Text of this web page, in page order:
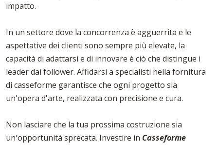
impatto.
In un settore dove la concorrenza è agguerrita e le
aspettative dei clienti sono sempre più elevate, la
capacità di adattarsi e di innovare è ciò che distingue i
leader dai follower. Affidarsi a specialisti nella fornitura
di casseforme garantisce che ogni progetto sia
un'opera d'arte, realizzata con precisione e cura.
Non lasciare che la tua prossima costruzione sia
un'opportunità sprecata. Investire in Casseforme